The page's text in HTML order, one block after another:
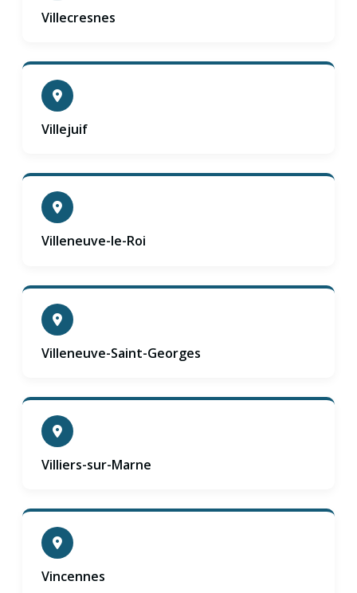
Villecresnes
Villejuif
Villeneuve-le-Roi
Villeneuve-Saint-Georges
Villiers-sur-Marne
Vincennes